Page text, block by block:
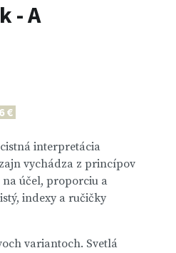
- A
€
interpretácia
vychádza z princípov
účel, proporciu a
indexy a ručičky
variantoch. Svetlá